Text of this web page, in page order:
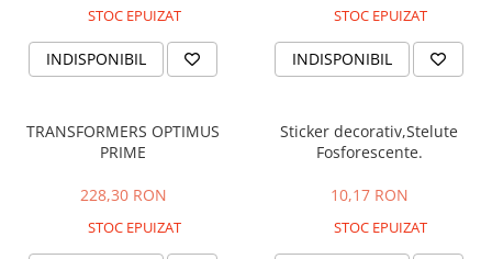
STOC EPUIZAT
INDISPONIBIL
STOC EPUIZAT
INDISPONIBIL
TRANSFORMERS OPTIMUS
PRIME
228,30 RON
STOC EPUIZAT
Sticker decorativ,Stelute
Fosforescente.
10,17 RON
STOC EPUIZAT